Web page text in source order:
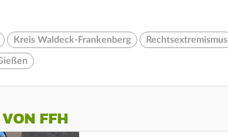
Kreis Waldeck-Frankenberg Rechtsextremismus
FFH